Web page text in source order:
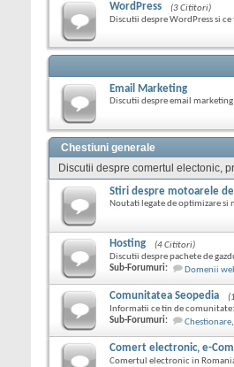
WordPress
(3 Cititori)
Discutii despre WordPress si
Email Marketing
Discutii despre email
Chestiuni generale
Discutii despre comertul electonic,
Stiri despre motoarele
Noutati legate de optimizare si
Hosting
(4 Cititori)
Discutii despre pachete de
Sub-Forumuri:
Domenii
Comunitatea Seopedia
Informatii ce tin de
Sub-Forumuri:
Chestionare,
Comert electronic, e-
Comertul electronic in